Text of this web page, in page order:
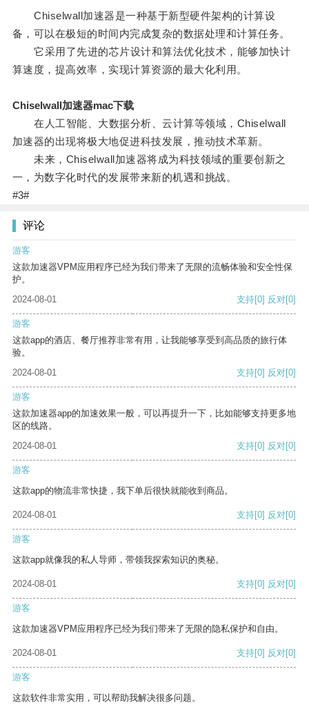
Chiselwall加速器是一种基于新型硬件架构的计算设
备，可以在极短的时间内完成复杂的数据处理和计算任务。
它采用了先进的芯片设计和算法优化技术，能够加快计
算速度，提高效率，实现计算资源的最大化利用。
Chiselwall加速器mac下载
在人工智能、大数据分析、云计算等领域，Chiselwall
加速器的出现将极大地促进科技发展，推动技术革新。
未来，Chiselwall加速器将成为科技领域的重要创新之
一，为数字化时代的发展带来新的机遇和挑战。
#3#
评论
游客
这款加速器VPM应用程序已经为我们带来了无限的流畅体验和安全性保
护。
2024-08-01
支持[0] 反对[0]
游客
这款app的酒店、餐厅推荐非常有用，让我能够享受到高品质的旅行体
验。
2024-08-01
支持[0] 反对[0]
游客
这款加速器app的加速效果一般，可以再提升一下，比如能够支持更多地
区的线路。
2024-08-01
支持[0] 反对[0]
游客
这款app的物流非常快捷，我下单后很快就能收到商品。
2024-08-01 支持[0] 反对[0]
游客
这款app就像我的私人导师，带领我探索知识的奥秘。
2024-08-01 支持[0] 反对[0]
游客
这款加速器VPM应用程序已经为我们带来了无限的隐私保护和自由。
2024-08-01 支持[0] 反对[0]
游客
这款软件非常实用，可以帮助我解决很多问题。